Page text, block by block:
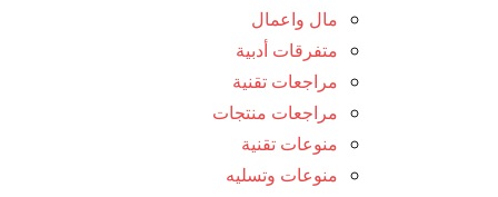
مال واعمال
متفرقات أدبية
مراجعات تقنية
مراجعات منتجات
منوعات تقنية
منوعات وتسليه